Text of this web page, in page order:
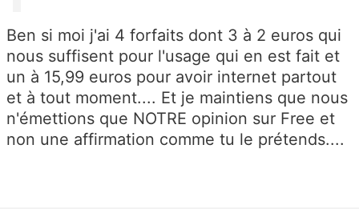
Ben si moi j'ai 4 forfaits dont 3 à 2 euros qui
nous suffisent pour l'usage qui en est fait et
un à 15,99 euros pour avoir internet partout
et à tout moment.... Et je maintiens que nous
n'émettions que NOTRE opinion sur Free et
non une affirmation comme tu le prétends....